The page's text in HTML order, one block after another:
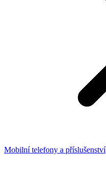
Mobilní telefony a příslušenství